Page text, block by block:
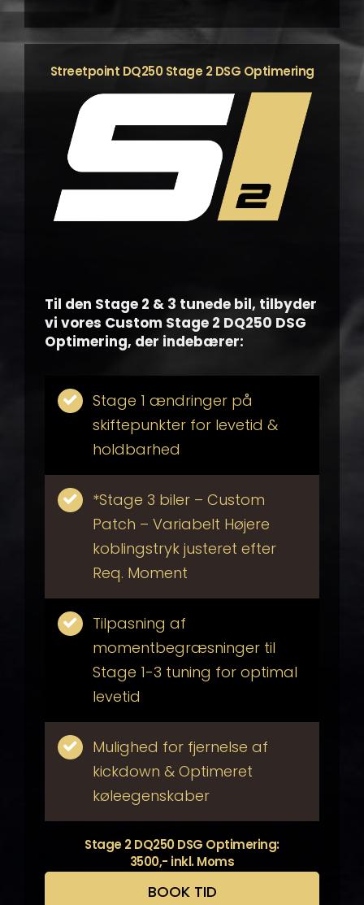
Streetpoint DQ250 Stage 2 DSG Optimering
Til den Stage 2 & 3 tunede bil, tilbyder
vi vores Custom Stage 2 DQ250 DSG
Optimering, der indebærer:
Stage 1 ændringer på
skiftepunkter for levetid &
holdbarhed
*Stage 3 biler – Custom
Patch – Variabelt Højere
koblingstryk justeret efter
Req. Moment
Tilpasning af
momentbegræsninger til
Stage 1-3 tuning for optimal
levetid
Mulighed for fjernelse af
kickdown & Optimeret
køleegenskaber
Stage 2 DQ250 DSG Optimering:
3500,- inkl. Moms
BOOK TID